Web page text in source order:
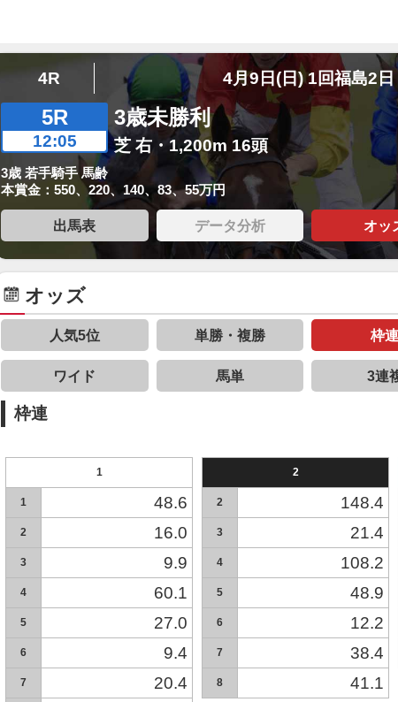
4R 4月9日(日) 1回福島2日
5R
12:05
3歳未勝利
芝 右・1,200m 16頭
3歳 若手騎手 馬齢
本賞金：550、220、140、83、55万円
出馬表 データ分析 オッ
オッズ
人気5位 単勝・複勝 枠連
ワイド 馬単 3連
枠連
1
1 48.6
2 16.0
3 9.9
4 60.1
5 27.0
6 9.4
7 20.4
2
2 148.4
3 21.4
4 108.2
5 48.9
6 12.2
7 38.4
8 41.1